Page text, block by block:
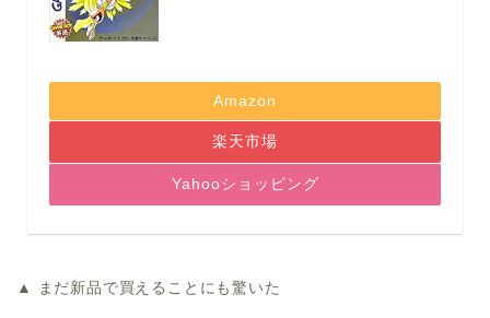
Amazon
楽天市場
Yahooショッピング
▲ まだ新品で買えることにも驚いた